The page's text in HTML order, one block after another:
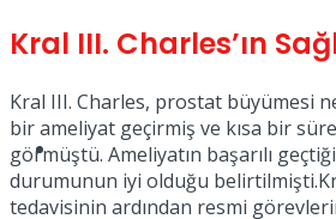
Müzik
Kral III. Charles’ın
Kral III. Charles, prostat büyümesi
bir ameliyat geçirmiş ve kısa bir
görmüştü. Ameliyatın başarılı geçtiği
durumunun iyi olduğu
tedavisinin ardından resmi